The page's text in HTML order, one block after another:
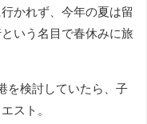
かれず、今年の夏は留
いう名目で春休みに旅
を検討していたら、子
スト。